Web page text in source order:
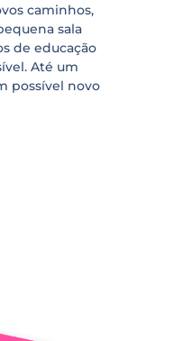
caminhos,
sala
de educação
Até um
possível novo